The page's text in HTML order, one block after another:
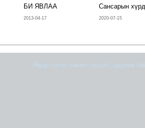
БИ ЯВЛАА
2013-04-17
Сансарын хүрд
2020-07-15
Ямар нэгэн санал хүсэлт, шүүмж